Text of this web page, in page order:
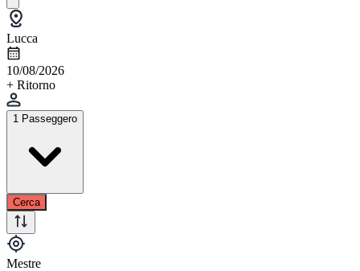
Lucca
10/08/2026
+ Ritorno
1 Passeggero
Cerca
Mestre